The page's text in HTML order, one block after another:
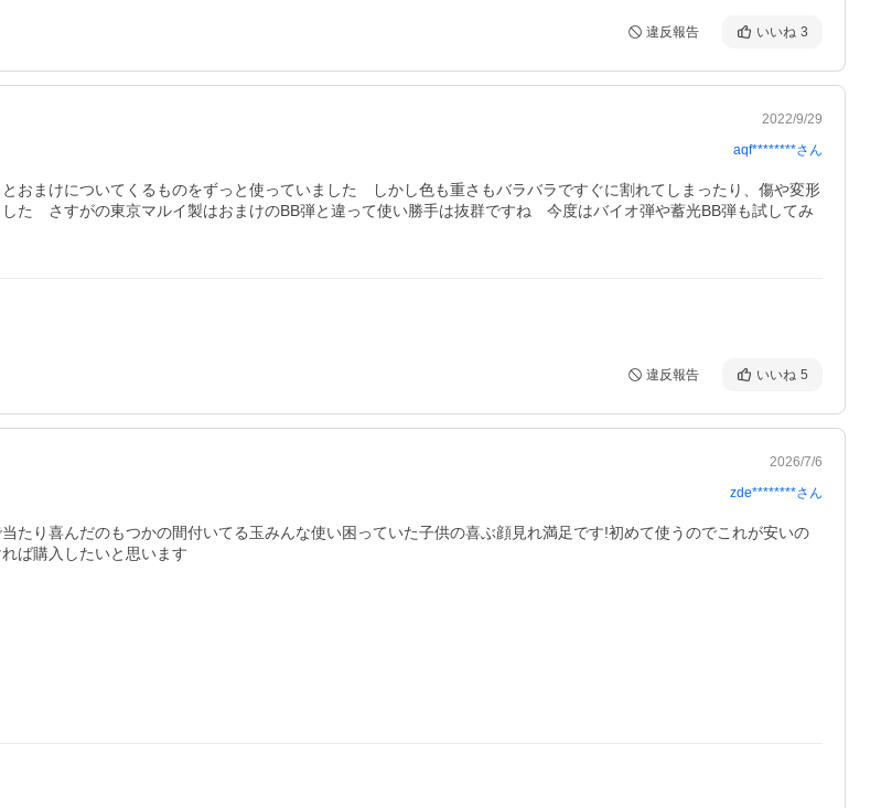
違反報告 いいね 3
2022/9/29
aqf********さん
おまけについてくるものをずっと使っていました　しかし色も重さもバラバラですぐに割れてしまったり、傷や変形
た　さすがの東京マルイ製はおまけのBB弾と違って使い勝手は抜群ですね　今度はバイオ弾や蓄光BB弾も試してみ
違反報告 いいね 5
2026/7/6
zde********さん
たり喜んだのもつかの間付いてる玉みんな使い困っていた子供の喜ぶ顔見れ満足です!初めて使うのでこれが安いの
ば購入したいと思います